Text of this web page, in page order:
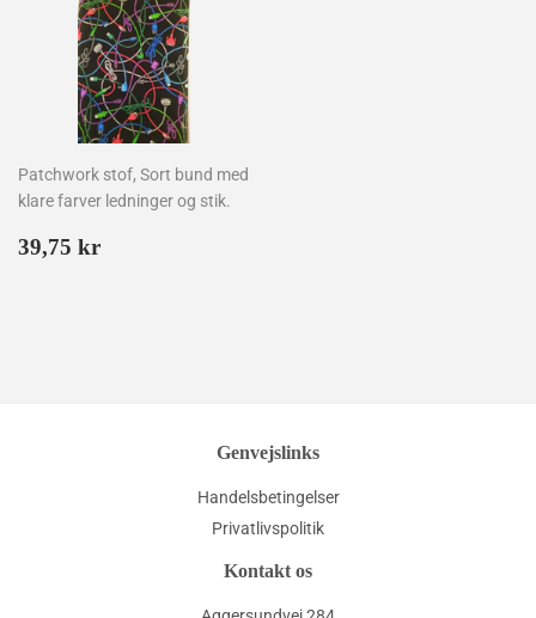
Patchwork stof, Sort bund med
klare farver ledninger og stik.
Normalpris
39,75 kr
Genvejslinks
Handelsbetingelser
Privatlivspolitik
Kontakt os